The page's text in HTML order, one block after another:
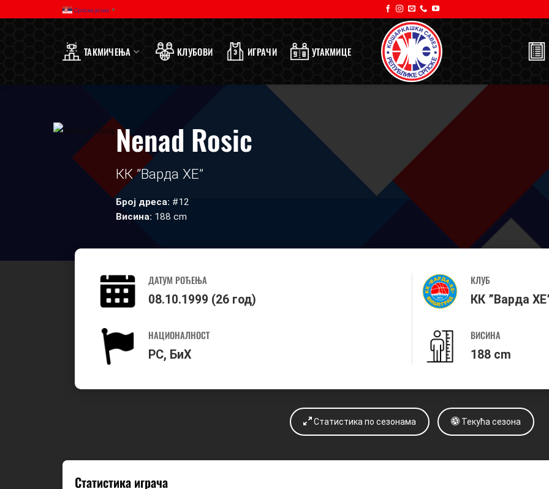
Српски језик ▼
ТАКМИЧЕЊА КЛУБОВИ ИГРАЧИ УТАКМИЦЕ
Nenad Rosic
КК ”Варда ХЕ”
Број дреса: #12
Висина: 188 cm
ДАТУМ РОЂЕЊА
08.10.1999 (26 год)
НАЦИОНАЛНОСТ
РС, БиХ
КЛУБ
КК ”Варда
ВИСИНА
188 cm
Статистика по сезонама Текућа сезона
Статистика играча